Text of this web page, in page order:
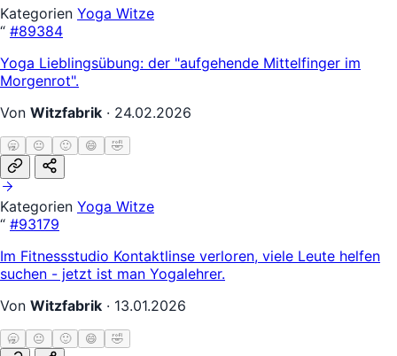
Kategorien Yoga Witze
“ #89384
Yoga Lieblingsübung: der "aufgehende Mittelfinger im
Morgenrot".
Von Witzfabrik · 24.02.2026
🥱 😐 🙂 😄 🤣
Kategorien Yoga Witze
“ #93179
Im Fitnessstudio Kontaktlinse verloren, viele Leute helfen
suchen - jetzt ist man Yogalehrer.
Von Witzfabrik · 13.01.2026
🥱 😐 🙂 😄 🤣